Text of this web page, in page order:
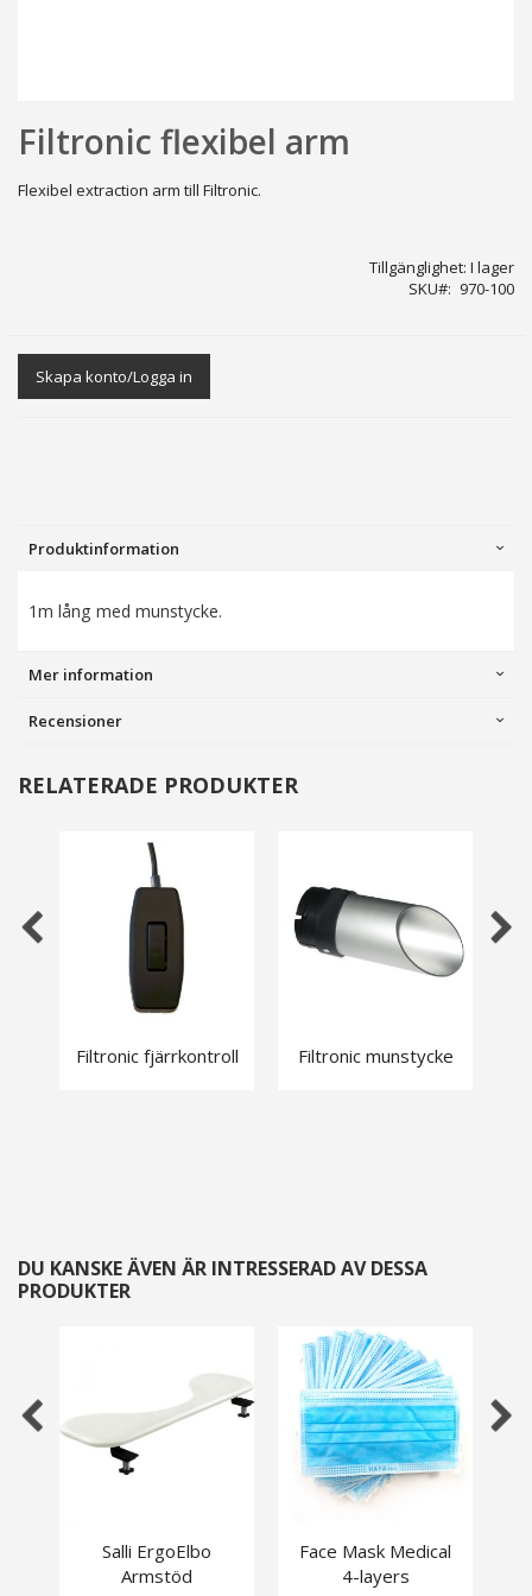
till
början
bildgalleriet
Filtronic flexibel arm
Flexibel extraction arm till Filtronic.
Tillgänglighet: I lager
SKU
970-100
Skapa konto/Logga in
Produktinformation
1m lång med munstycke.
Mer information
Recensioner
RELATERADE PRODUKTER
Filtronic fjärrkontroll Filtronic munstycke
DU KANSKE ÄVEN ÄR INTRESSERAD AV DESSA
PRODUKTER
Salli ErgoElbo
Armstöd
Face Mask Medical
4-layers